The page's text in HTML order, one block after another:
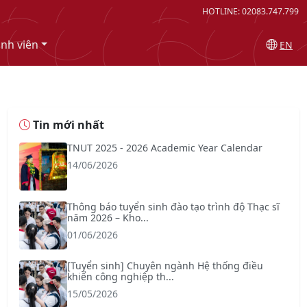
HOTLINE: 02083.747.799
viên EN
Tin mới nhất
TNUT 2025 - 2026 Academic Year Calendar
14/06/2026
Thông báo tuyển sinh đào tạo trình độ Thạc sĩ
năm 2026 – Kho...
01/06/2026
[Tuyển sinh] Chuyên ngành Hệ thống điều
khiển công nghiệp th...
15/05/2026